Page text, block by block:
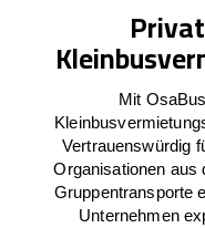
Mit
Vertrauenswürdig
Organisationen aus
Gruppentransporte
Unternehmen